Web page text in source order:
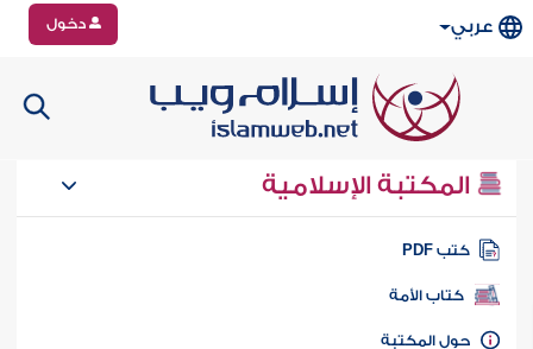
عربي دخول
المكتبة الإسلامية
كتب PDF
كتاب الأمة